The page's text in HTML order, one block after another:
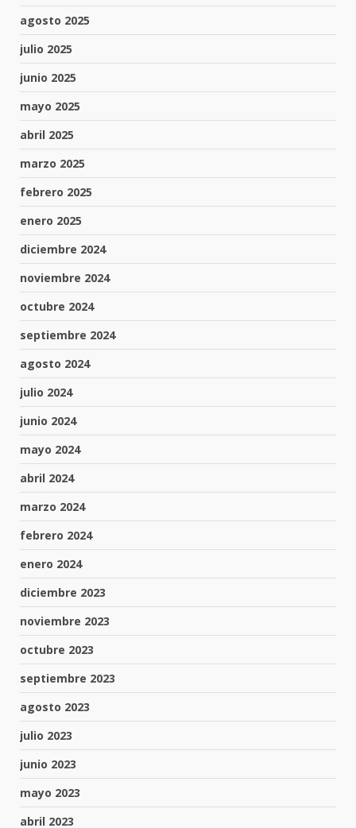
agosto 2025
julio 2025
junio 2025
mayo 2025
abril 2025
marzo 2025
febrero 2025
enero 2025
diciembre 2024
noviembre 2024
octubre 2024
septiembre 2024
agosto 2024
julio 2024
junio 2024
mayo 2024
abril 2024
marzo 2024
febrero 2024
enero 2024
diciembre 2023
noviembre 2023
octubre 2023
septiembre 2023
agosto 2023
julio 2023
junio 2023
mayo 2023
abril 2023